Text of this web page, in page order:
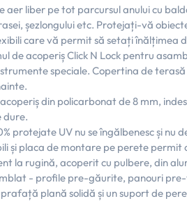
aer liber pe tot parcursul anului cu
șezlongului etc. Protejați-vă
care vă permit să setați înălțimea
de acoperiș Click N Lock pentru
speciale. Copertina de
acoperiș din policarbonat de 8 mm,
dure.
protejate UV nu se îngălbenesc și nu
și placa de montare pe perete permit
la rugină, acoperit cu pulbere, din
- profile pre-găurite, panouri
plană solidă și un suport de